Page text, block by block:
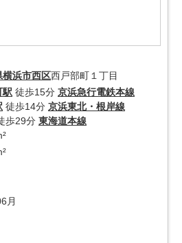
横浜市西区西戸部町１丁目
駅 徒歩15分 京浜急行電鉄本線
徒歩14分 京浜東北・根岸線
歩29分 東海道本線
月